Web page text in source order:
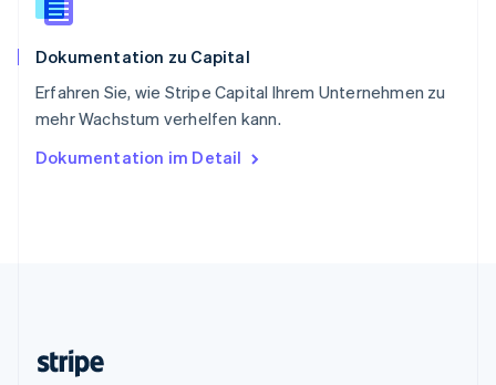
Dokumentation zu Capital
Erfahren Sie, wie Stripe Capital Ihrem Unternehmen zu
mehr Wachstum verhelfen kann.
Dokumentation im Detail
Spanien
Thailand
Tschechische Republik
English
English